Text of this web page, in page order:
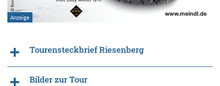
Tourensteckbrief Riesenberg
Bilder zur Tour